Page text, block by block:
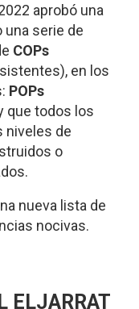
aprobó una
una serie de
COPs
en los
POPs
que todos los
niveles de
o
nueva lista de
nocivas.
ELJARRAT